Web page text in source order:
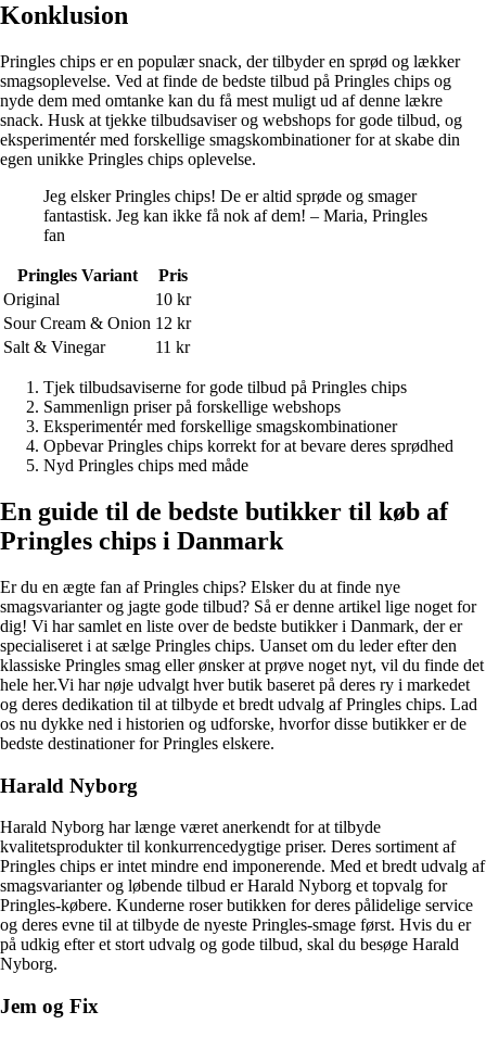
Konklusion
Pringles chips er en populær snack, der tilbyder en sprød og lækker
smagsoplevelse. Ved at finde de bedste tilbud på Pringles chips og
nyde dem med omtanke kan du få mest muligt ud af denne lækre
snack. Husk at tjekke tilbudsaviser og webshops for gode tilbud, og
eksperimentér med forskellige smagskombinationer for at skabe din
egen unikke Pringles chips oplevelse.
Jeg elsker Pringles chips! De er altid sprøde og smager
fantastisk. Jeg kan ikke få nok af dem! – Maria, Pringles
fan
Pringles Variant
Pris
Original
10 kr
Sour Cream & Onion 12 kr
Salt & Vinegar
11 kr
Tjek tilbudsaviserne for gode tilbud på Pringles chips
Sammenlign priser på forskellige webshops
Eksperimentér med forskellige smagskombinationer
Opbevar Pringles chips korrekt for at bevare deres sprødhed
Nyd Pringles chips med måde
En guide til de bedste butikker til køb af
Pringles chips i Danmark
Er du en ægte fan af Pringles chips? Elsker du at finde nye
smagsvarianter og jagte gode tilbud? Så er denne artikel lige noget for
dig! Vi har samlet en liste over de bedste butikker i Danmark, der er
specialiseret i at sælge Pringles chips. Uanset om du leder efter den
klassiske Pringles smag eller ønsker at prøve noget nyt, vil du finde det
hele her.Vi har nøje udvalgt hver butik baseret på deres ry i markedet
og deres dedikation til at tilbyde et bredt udvalg af Pringles chips. Lad
os nu dykke ned i historien og udforske, hvorfor disse butikker er de
bedste destinationer for Pringles elskere.
Harald Nyborg
Harald Nyborg har længe været anerkendt for at tilbyde
kvalitetsprodukter til konkurrencedygtige priser. Deres sortiment af
Pringles chips er intet mindre end imponerende. Med et bredt udvalg af
smagsvarianter og løbende tilbud er Harald Nyborg et topvalg for
Pringles-købere. Kunderne roser butikken for deres pålidelige service
og deres evne til at tilbyde de nyeste Pringles-smage først. Hvis du er
på udkig efter et stort udvalg og gode tilbud, skal du besøge Harald
Nyborg.
Jem og Fix